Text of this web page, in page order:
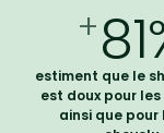
+
estiment que le
est doux pour les
ainsi que pour